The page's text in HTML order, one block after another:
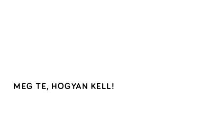
MEG TE, HOGYAN KELL!